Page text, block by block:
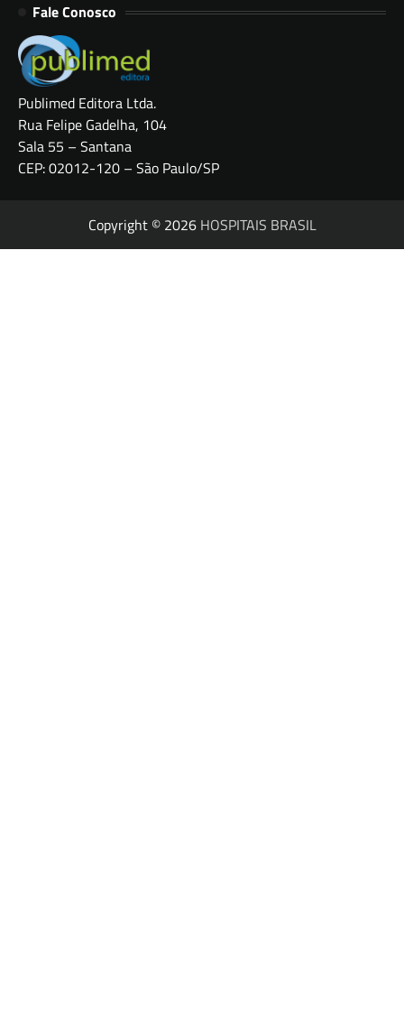
Fale Conosco
Publimed Editora Ltda.
Rua Felipe Gadelha, 104
Sala 55 – Santana
CEP: 02012-120 – São Paulo/SP
Copyright © 2026 HOSPITAIS BRASIL